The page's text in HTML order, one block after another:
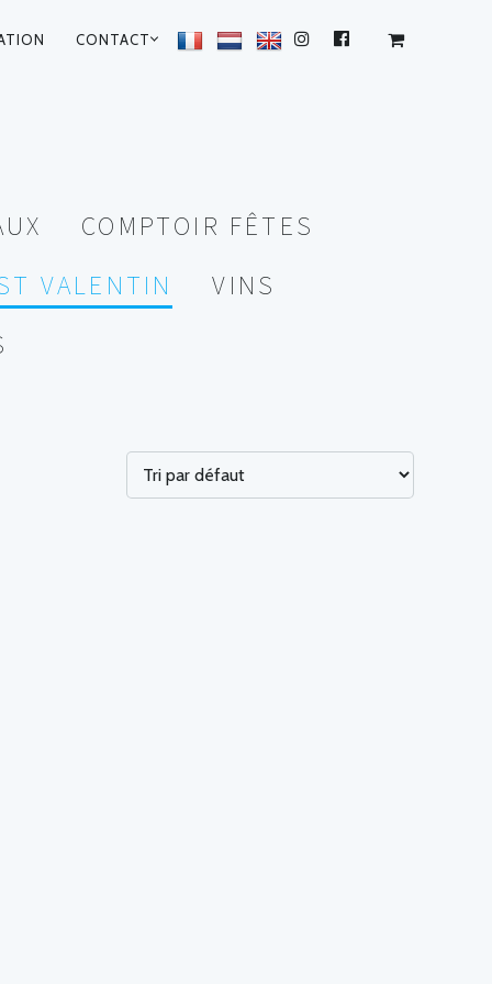
CONTACT
INSTAGRAM
FACEBOOK
COMPTOIR FÊTES
VALENTIN
VINS